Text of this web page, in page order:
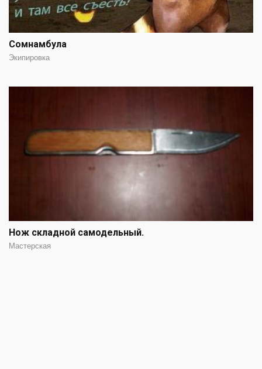
Сомнамбула
Экипировка
Нож складной самодельный.
Мастерская